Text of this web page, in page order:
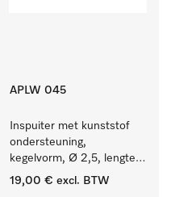
APLW 045
Inspuiter met kunststof
ondersteuning,
kegelvorm, Ø 2,5, lengte
80 mm.
19,00 € excl. BTW